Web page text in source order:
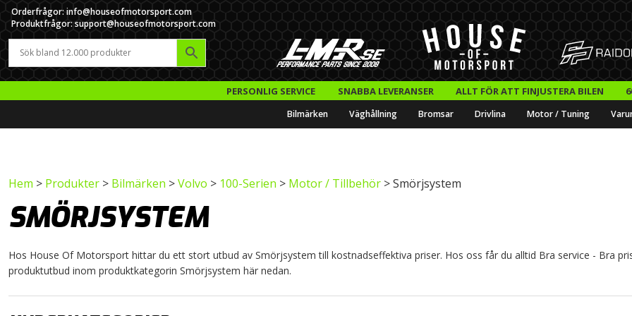
Orderfrågor: info@houseofmotorsport.com
Produktfrågor: support@houseofmotorsport.com
PERSONLIG SERVICE SNABBA LEVERANSER ALLT FÖR ATT FINJUSTERA BILEN
Bilmärken Väghållning Bromsar Drivlina Motor / Tuning
Hem > Produkter > Bilmärken >Volvo > 100-Serien > Motor / Tillbehör > Smörjsystem
SMÖRJSYSTEM
Hos House Of Motorsport hittar du ett stort utbud av Smörjsystem till kostnadseffektiva priser. Hos oss får du alltid Bra service - Bra
produktutbud inom produktkategorin Smörjsystem här nedan.